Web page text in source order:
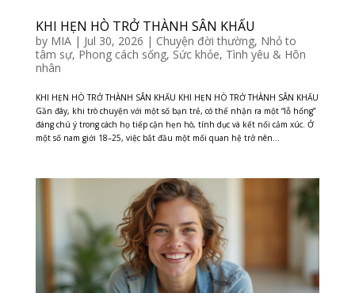
KHI HẸN HÒ TRỞ THÀNH SÂN KHẤU
by MIA| Jul 30, 2026 | Chuyện đời thường, Nhỏ to
tâm sự, Phong cách sống, Sức khỏe, Tình yêu & Hôn
nhân
KHI HẸN HÒ TRỞ THÀNH SÂN KHẤU KHI HẸN HÒ TRỞ THÀNH SÂN KHẤU
Gần đây, khi trò chuyện với một số bạn trẻ, có thể nhận ra một “lỗ hổng”
đáng chú ý trong cách họ tiếp cận hẹn hò, tính dục và kết nối cảm xúc. Ở
một số nam giới 18–25, việc bắt đầu một mối quan hệ trở nên...